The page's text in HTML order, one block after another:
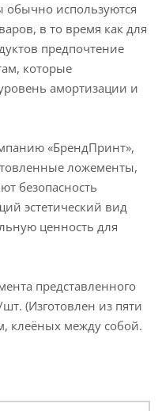
используются
в то время как для
предпочтение
которые
амортизации и
«БрендПринт»,
ложементы,
безопасность
эстетический вид
ценность для
представленного
(Изготовлен из пяти
клеёных между собой.